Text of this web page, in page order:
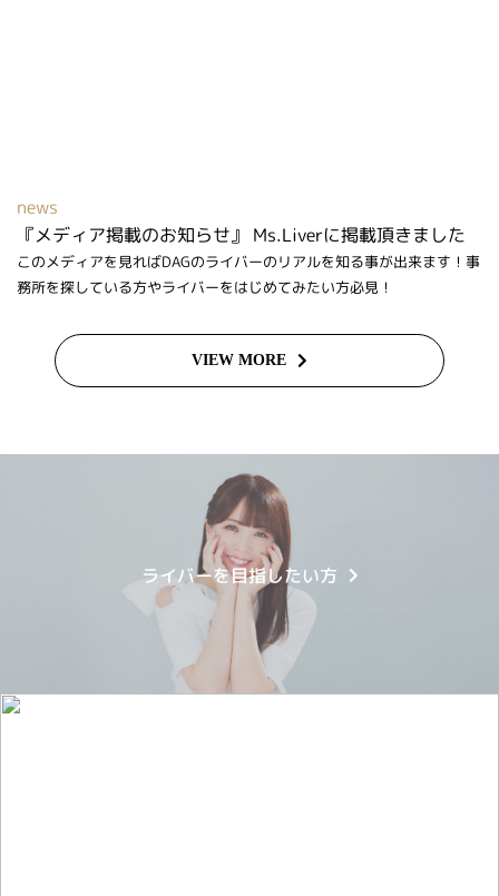
news
『メディア掲載のお知らせ』 Ms.Liverに掲載頂きました
このメディアを見ればDAGのライバーのリアルを知る事が出来ます！事
務所を探している方やライバーをはじめてみたい方必見！
VIEW MORE
ライバーを目指したい方